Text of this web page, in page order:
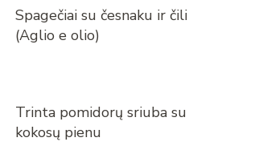
Spagečiai su česnaku ir čili
(Aglio e olio)
Trinta pomidorų sriuba su
kokosų pienu